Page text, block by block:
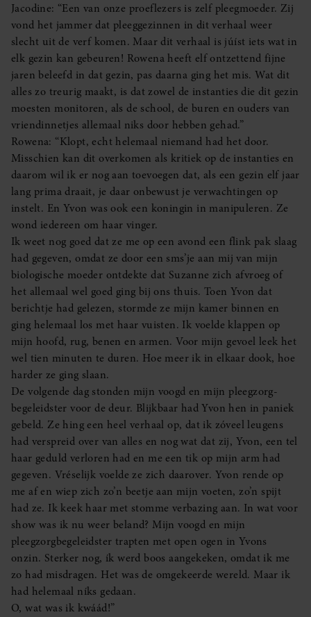
Jacodine: “Een van onze proeflezers is zelf pleegmoeder. Zij
vond het jammer dat pleeggezinnen in dit verhaal weer
slecht uit de verf komen. Maar dit verhaal is júíst iets wat in
elk gezin kan gebeuren! Rowena heeft elf ontzettend fijne
jaren beleefd in dat gezin, pas daarna ging het mis. Wat dit
alles zo treurig maakt, is dat zowel de instanties die dit gezin
moesten monitoren, als de school, de buren en ouders van
vriendinnetjes allemaal niks door hebben gehad.”
Rowena: “Klopt, echt helemaal niemand had het door.
Misschien kan dit overkomen als kritiek op de instanties en
daarom wil ik er nog aan toevoegen dat, als een gezin elf jaar
lang prima draait, je daar onbewust je verwachtingen op
instelt. En Yvon was ook een koningin in manipuleren. Ze
wond iedereen om haar vinger.
Ik weet nog goed dat ze me op een avond een flink pak slaag
had gegeven, omdat ze door een sms’je aan mij van mijn
biologische moeder ontdekte dat Suzanne zich afvroeg of
het allemaal wel goed ging bij ons thuis. Toen Yvon dat
berichtje had gelezen, stormde ze mijn kamer binnen en
ging helemaal los met haar vuisten. Ik voelde klappen op
mijn hoofd, rug, benen en armen. Voor mijn gevoel leek het
wel tien minuten te duren. Hoe meer ik in elkaar dook, hoe
harder ze ging slaan.
De volgende dag stonden mijn voogd en mijn pleegzorg-
begeleidster voor de deur. Blijkbaar had Yvon hen in paniek
gebeld. Ze hing een heel verhaal op, dat ik zóveel leugens
had verspreid over van alles en nog wat dat zij, Yvon, een tel
haar geduld verloren had en me een tik op mijn arm had
gegeven. Vréselijk voelde ze zich daarover. Yvon rende op
me af en wiep zich zo’n beetje aan mijn voeten, zo’n spijt
had ze. Ik keek haar met stomme verbazing aan. In wat voor
show was ik nu weer beland? Mijn voogd en mijn
pleegzorgbegeleidster trapten met open ogen in Yvons
onzin. Sterker nog, ík werd boos aangekeken, omdat ik me
zo had misdragen. Het was de omgekeerde wereld. Maar ik
had helemaal níks gedaan.
O, wat was ik kwáád!”